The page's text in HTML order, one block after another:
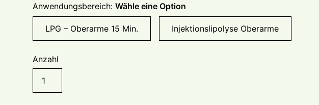
bis
380,00 €
Anwendungsbereich: Wähle eine Option
LPG – Oberarme 15 Min. Injektionslipolyse Oberarme
Anzahl
Oberarmstraffung
Menge